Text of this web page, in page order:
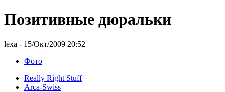
Позитивные дюральки
lexa - 15/Окт/2009 20:52
Фото
Really Right Stuff
Arca-Swiss